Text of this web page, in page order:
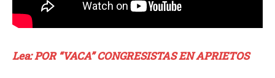
Lea: POR “VACA” CONGRESISTAS EN APRIETOS